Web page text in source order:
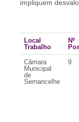
impliquem
Local
Trabalho
Nº
Câmara
Municipal
de
Sernancelhe
9